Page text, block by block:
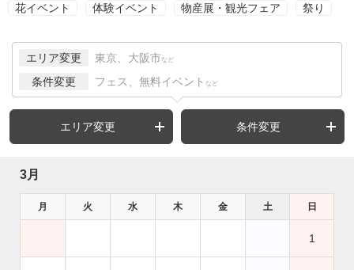
花イベント 体験イベント 物産展・観光フェア 祭り
エリア変更 東京、大阪市 など
条件変更 フェス、無料イベント など
エリア変更 条件変更
3月
月 火 水 木 金 土 日
1